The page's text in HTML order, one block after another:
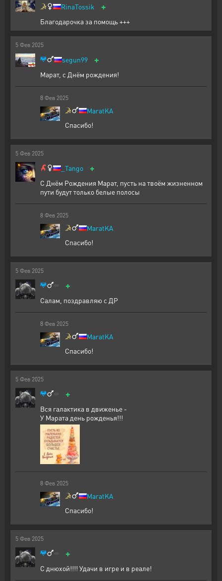
RinaTossik +
Благодарочка за помощь +++
5 Фев 2025
segun99 +
Марат, с Днём рождения!
8 Фев 2025
MaratKA
Спасибо!
5 Фев 2025
_Tango +
С Днём Рождения Марат, пусть на твоём жизненном
пути будут только белые полосы
8 Фев 2025
MaratKA
Спасибо!
5 Фев 2025
+
Салам, поздравляю с ДР
8 Фев 2025
MaratKA
Спасибо!
5 Фев 2025
+
Вся галактика в движенье -
У Марата день рожденья!!!
8 Фев 2025
MaratKA
Спасибо!
5 Фев 2025
+
С днюхой!!!! Удачи в игре и в реале!